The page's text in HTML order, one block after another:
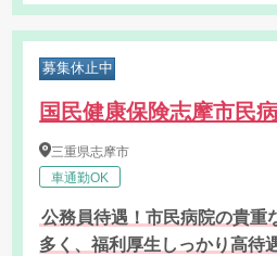
募集休止中
国民健康保険志摩市民
三重県志摩市
車通勤OK
公務員待遇！市民病院の貴重
多く、福利厚生しっかり高待